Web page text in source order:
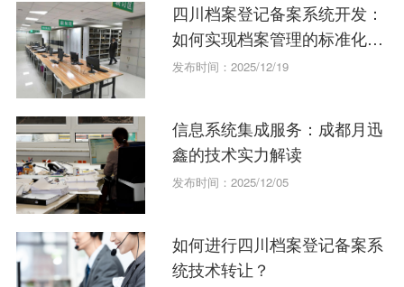
四川档案登记备案系统开发：
如何实现档案管理的标准化与
合规化？
发布时间：2025/12/19
信息系统集成服务：成都月迅
鑫的技术实力解读
发布时间：2025/12/05
如何进行四川档案登记备案系
统技术转让？